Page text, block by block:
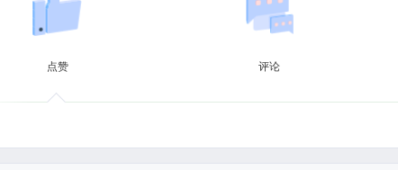
点赞 评论